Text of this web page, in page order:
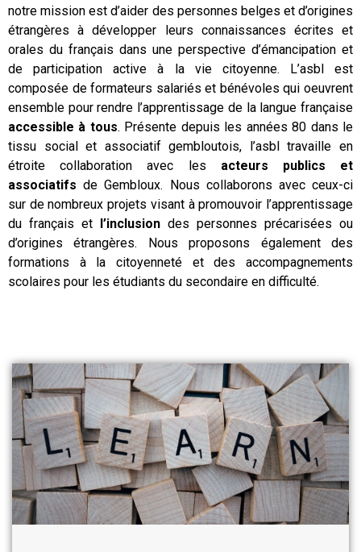
notre mission est d’aider des personnes belges et d’origines
étrangères à développer leurs connaissances écrites et
orales du français dans une perspective d’émancipation et
de participation active à la vie citoyenne. L’asbl est
composée de formateurs salariés et bénévoles qui oeuvrent
ensemble pour rendre l’apprentissage de la langue française
accessible à tous. Présente depuis les années 80 dans le
tissu social et associatif gembloutois, l’asbl travaille en
étroite collaboration avec les acteurs publics et
associatifs de Gembloux. Nous collaborons avec ceux-ci
sur de nombreux projets visant à promouvoir l’apprentissage
du français et l’inclusion des personnes précarisées ou
d’origines étrangères. Nous proposons également des
formations à la citoyenneté et des accompagnements
scolaires pour les étudiants du secondaire en difficulté.